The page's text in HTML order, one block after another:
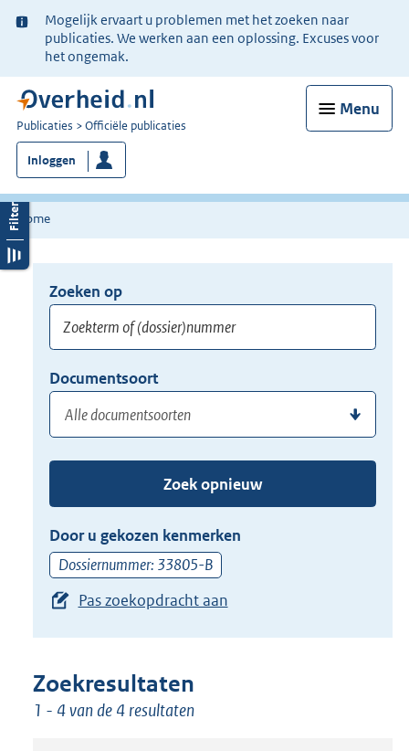
Ter
informatie:
Mogelijk ervaart u problemen met het zoeken naar
publicaties. We werken aan een oplossing. Excuses voor
het ongemak.
Menu
U
bent
nu
hier:
Publicaties Officiële publicaties
Inloggen
Home
Opnieuw
zoeken:
Zoeken op
of
(dossier)nummer
hier
uw
zoekterm
of
(dossier)nummer
in
Documentsoort
of
de
pijl
beneden
toets
Zoek opnieuw
Door u gekozen kenmerken
Dossiernummer: 33805-B
Pas zoekopdracht aan
Zoekresultaten
1 - 4 van de 4 resultaten